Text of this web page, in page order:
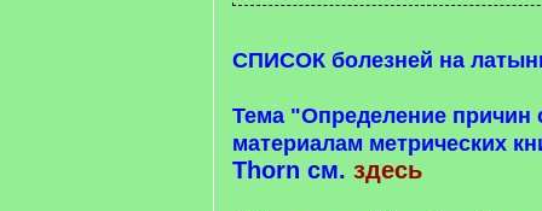
СПИСОК болезней на
Тема "Определение причин
материалам метрических
Thorn см. здесь